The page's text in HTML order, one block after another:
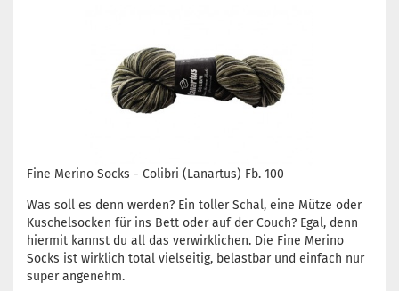
Fine Merino Socks - Colibri (Lanartus) Fb. 100
Was soll es denn werden? Ein toller Schal, eine Mütze oder
Kuschelsocken für ins Bett oder auf der Couch? Egal, denn
hiermit kannst du all das verwirklichen. Die Fine Merino
Socks ist wirklich total vielseitig, belastbar und einfach nur
super angenehm.